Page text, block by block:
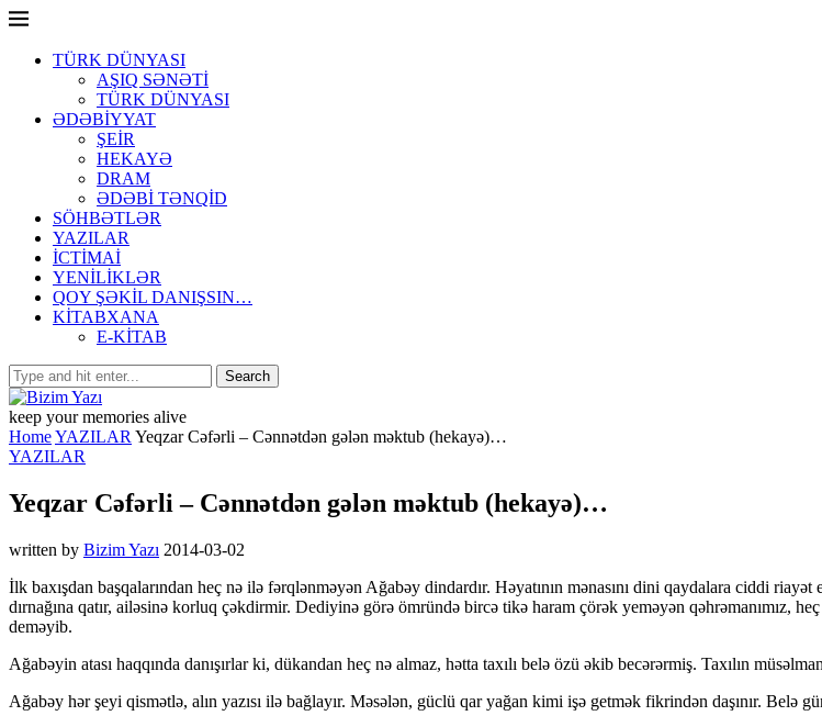
TÜRK DÜNYASI
AŞIQ SƏNƏTİ
TÜRK DÜNYASI
ƏDƏBİYYAT
ŞEİR
HEKAYƏ
DRAM
ƏDƏBİ TƏNQİD
SÖHBƏTLƏR
YAZILAR
İCTİMAİ
YENİLİKLƏR
QOY ŞƏKİL DANIŞSIN…
KİTABXANA
E-KİTAB
keep your memories alive
HomeYAZILAR Yeqzar Cəfərli – Cənnətdən gələn məktub (hekayə)…
YAZILAR
Yeqzar Cəfərli – Cənnətdən gələn məktub (hekayə)…
written by Bizim Yazı 2014-03-02
İlk baxışdan başqalarından heç nə ilə fərqlənməyən Ağabəy dindardır. Həyatının mənasını dini qaydalara ciddi
dırnağına qatır, ailəsinə korluq çəkdirmir. Dediyinə görə ömründə bircə tikə haram çörək yeməyən qəhrəmanımız,
deməyib.
Ağabəyin atası haqqında danışırlar ki, dükandan heç nə almaz, hətta taxılı belə özü əkib becərərmiş. Taxılın
Ağabəy hər şeyi qismətlə, alın yazısı ilə bağlayır. Məsələn, güclü qar yağan kimi işə getmək fikrindən daşınır. Belə